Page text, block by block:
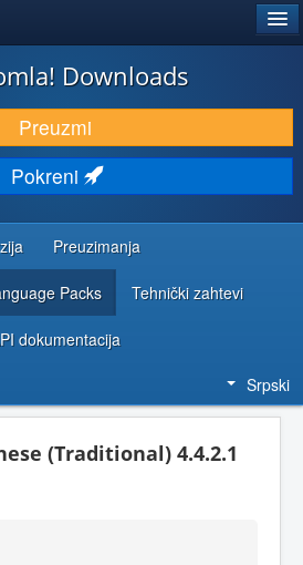
(EKSTENZIJE)
Downloads
Preuzmi
Pokreni
Preuzimanja
Packs Tehnički zahtevi
dokumentacija
Srpski
(Traditional) 4.4.2.1